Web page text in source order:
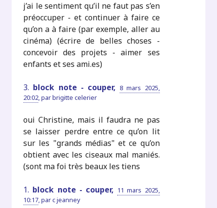
j’ai le sentiment qu’il ne faut pas s’en
préoccuper - et continuer à faire ce
qu’on a à faire (par exemple, aller au
cinéma) (écrire de belles choses -
concevoir des projets - aimer ses
enfants et ses ami.es)
3. block note - couper,8 mars 2025,
20:02,parbrigitte celerier
oui Christine, mais il faudra ne pas
se laisser perdre entre ce qu’on lit
sur les "grands médias" et ce qu’on
obtient avec les ciseaux mal maniés.
(sont ma foi très beaux les tiens
1. block note - couper, 11 mars 2025,
10:17,parc jeanney